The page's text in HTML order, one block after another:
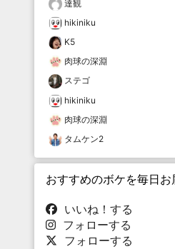
達観
hikiniku
K5
肉球の深淵
ステゴ
hikiniku
肉球の深淵
タムケン2
おすすめのボケを毎日お
いいね！する
フォローする
フォローする